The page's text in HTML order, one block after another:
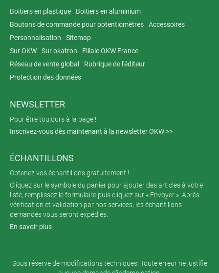
Boitiers en plastique
Boitiers en aluminium
Boutons de commande pour potentiomètres
Accessoires
Personnalisation
Sitemap
Sur OKW
Sur okatron - Filiale OKW France
Réseau de vente global
Rubrique de l'éditeur
Protection des données
NEWSLETTER
Pour être toujours à la page !
Inscrivez-vous dès maintenant à la newsletter OKW >>
ÉCHANTILLONS
Obtenez vos échantillons gratuitement !
Cliquez sur le symbole du panier pour ajouter des articles à votre
liste, remplissez le formulaire puis cliquez sur « Envoyer ». Après
vérification et validation par nos services, les échantillons
demandés vous seront expédiés.
En savoir plus
Sous réserve de modifications techniques. Toute erreur ne justifie